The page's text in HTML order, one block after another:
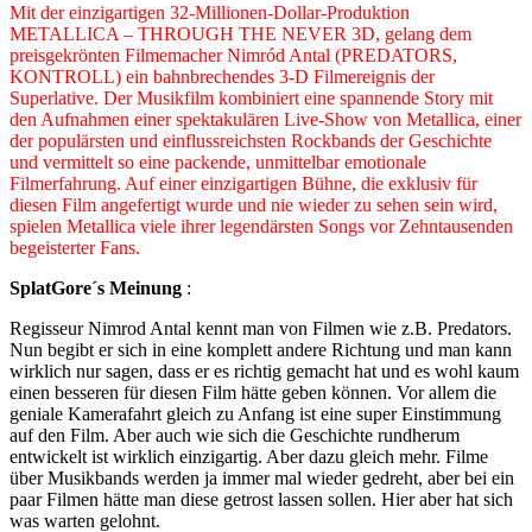
Mit der einzigartigen 32-Millionen-Dollar-Produktion
METALLICA – THROUGH THE NEVER 3D, gelang dem
preisgekrönten Filmemacher Nimród Antal (PREDATORS,
KONTROLL) ein bahnbrechendes 3-D Filmereignis der
Superlative. Der Musikfilm kombiniert eine spannende Story mit
den Aufnahmen einer spektakulären Live-Show von Metallica, einer
der populärsten und einflussreichsten Rockbands der Geschichte
und vermittelt so eine packende, unmittelbar emotionale
Filmerfahrung. Auf einer einzigartigen Bühne, die exklusiv für
diesen Film angefertigt wurde und nie wieder zu sehen sein wird,
spielen Metallica viele ihrer legendärsten Songs vor Zehntausenden
begeisterter Fans.
SplatGore´s Meinung :
Regisseur Nimrod Antal kennt man von Filmen wie z.B. Predators.
Nun begibt er sich in eine komplett andere Richtung und man kann
wirklich nur sagen, dass er es richtig gemacht hat und es wohl kaum
einen besseren für diesen Film hätte geben können. Vor allem die
geniale Kamerafahrt gleich zu Anfang ist eine super Einstimmung
auf den Film. Aber auch wie sich die Geschichte rundherum
entwickelt ist wirklich einzigartig. Aber dazu gleich mehr. Filme
über Musikbands werden ja immer mal wieder gedreht, aber bei ein
paar Filmen hätte man diese getrost lassen sollen. Hier aber hat sich
was warten gelohnt.